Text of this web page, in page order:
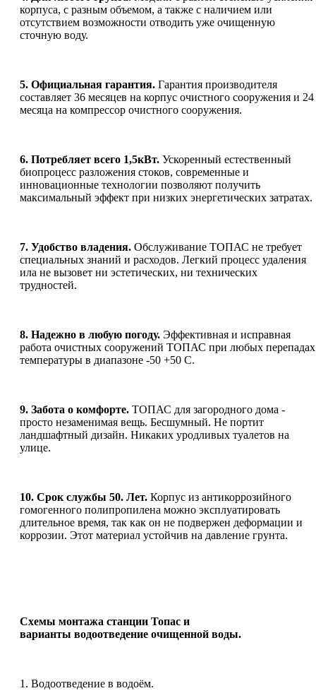
корпуса, с разным объемом, а также с наличием или
отсутствием возможности отводить уже очищенную
сточную воду.
5. Официальная гарантия. Гарантия производителя
составляет 36 месяцев на корпус очистного сооружения и 24
месяца на компрессор очистного сооружения.
6. Потребляет всего 1,5кВт. Ускоренный естественный
биопроцесс разложения стоков, современные и
инновационные технологии позволяют получить
максимальный эффект при низких энергетических затратах.
7. Удобство владения. Обслуживание ТОПАС не требует
специальных знаний и расходов. Легкий процесс удаления
ила не вызовет ни эстетических, ни технических
трудностей.
8. Надежно в любую погоду. Эффективная и исправная
работа очистных сооружений ТОПАС при любых перепадах
температуры в диапазоне -50 +50 С.
9. Забота о комфорте. ТОПАС для загородного дома -
просто незаменимая вещь. Бесшумный. Не портит
ландшафтный дизайн. Никаких уродливых туалетов на
улице.
10. Срок службы 50. Лет. Корпус из антикоррозийного
гомогенного полипропилена можно эксплуатировать
длительное время, так как он не подвержен деформации и
коррозии. Этот материал устойчив на давление грунта.
Схемы монтажа станции Топас и
варианты водоотведение очищенной воды.
1. Водоотведение в водоём.